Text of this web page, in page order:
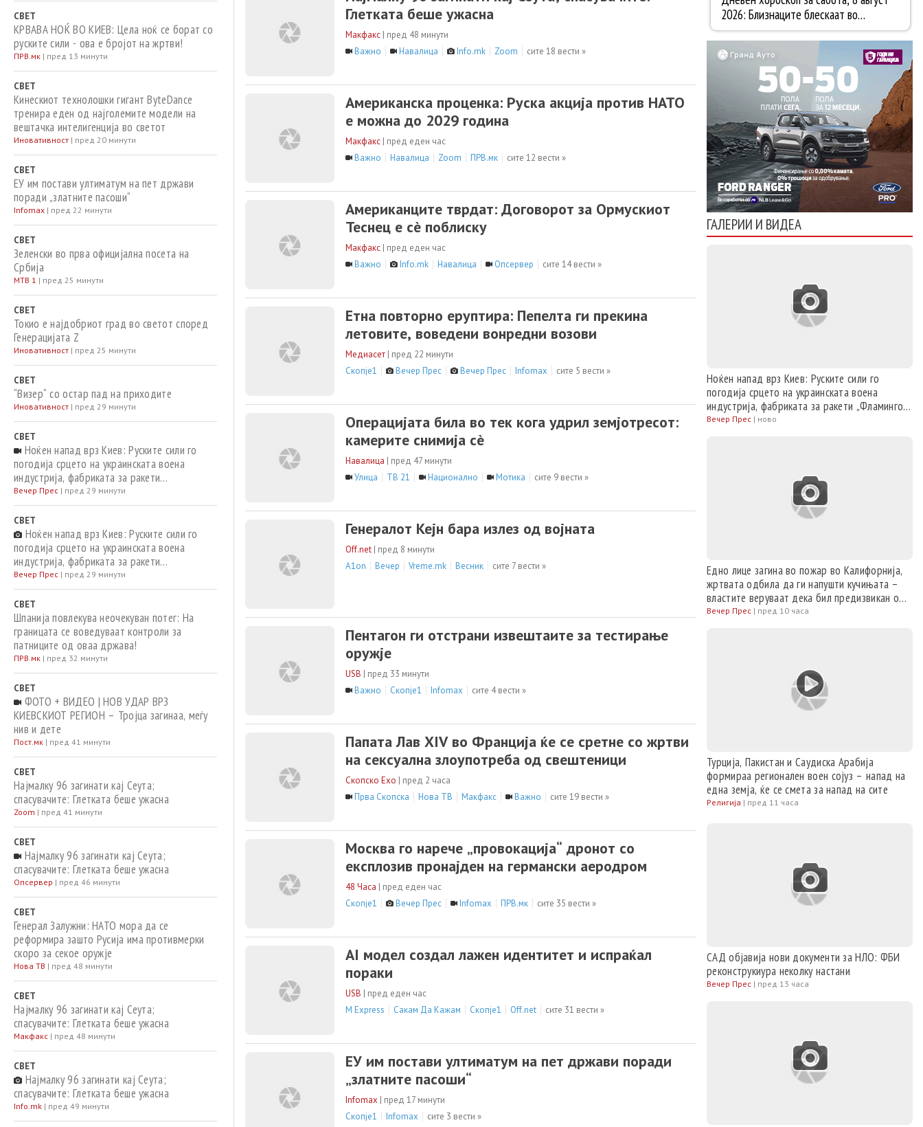
СВЕТ
КРВАВА НОЌ ВО КИЕВ: Цела ноќ се борат со
руските сили - ова е бројот на жртви!
ПРВ.мк | пред 13 минути
СВЕТ
Кинескиот технолошки гигант ByteDance
тренира еден од најголемите модели на
вештачка интелигенција во светот
Иновативност | пред 20 минути
СВЕТ
ЕУ им постави ултиматум на пет држави
поради „златните пасоши“
Infomax | пред 22 минути
СВЕТ
Зеленски во прва официјална посета на
Србија
МТВ 1 | пред 25 минути
СВЕТ
Токио е најдобриот град во светот според
Генерацијата Z
Иновативност | пред 25 минути
СВЕТ
“Визер“ со остар пад на приходите
Иновативност | пред 29 минути
СВЕТ
Ноќен напад врз Киев: Руските сили го
погодија срцето на украинската воена
индустрија, фабриката за ракети
„Фламинго“ и складиште за гориво/ВИДЕО
Вечер Прес | пред 29 минути
СВЕТ
Ноќен напад врз Киев: Руските сили го
погодија срцето на украинската воена
индустрија, фабриката за ракети
„Фламинго“ и складиште за гориво
Вечер Прес | пред 29 минути
СВЕТ
Шпанија повлекува неочекуван потег: На
границата се воведуваат контроли за
патниците од оваа држава!
ПРВ.мк | пред 32 минути
СВЕТ
ФОТО + ВИДЕО | НОВ УДАР ВРЗ
КИЕВСКИОТ РЕГИОН – Тројца загинаа, меѓу
нив и дете
Пост.мк | пред 41 минути
СВЕТ
Најмалку 96 загинати кај Сеута;
спасувачите: Глетката беше ужасна
Zoom | пред 41 минути
СВЕТ
Најмалку 96 загинати кај Сеута;
спасувачите: Глетката беше ужасна
Опсервер | пред 46 минути
СВЕТ
Генерал Залужни: НАТО мора да се
реформира зашто Русија има противмерки
скоро за секое оружје
Нова ТВ | пред 48 минути
СВЕТ
Најмалку 96 загинати кај Сеута;
спасувачите: Глетката беше ужасна
Макфакс | пред 48 минути
СВЕТ
Најмалку 96 загинати кај Сеута;
спасувачите: Глетката беше ужасна
Info.mk | пред 49 минути
Глетката беше ужасна
Макфакс | пред 48 минути
Важно
Навалица Info.mk Zoom сите 18 вести »
Американска проценка: Руска акција против НАТО
е можна до 2029 година
Макфакс | пред еден час
Важно
Навалица Zoom ПРВ.мк сите 12 вести »
Американците тврдат: Договорот за Ормускиот
Теснец е сè поблиску
Макфакс | пред еден час
Важно
Info.mk Навалица Опсервер сите 14 вести »
Етна повторно еруптира: Пепелта ги прекина
летовите, воведени вонредни возови
Медиасет | пред 22 минути
Скопје1
Вечер Прес Вечер Прес Infomax сите 5 вести »
Операцијата била во тек кога удрил земјотресот:
камерите снимија сè
Навалица | пред 47 минути
Улица
ТВ 21 Национално Мотика сите 9 вести »
Генералот Кејн бара излез од војната
Off.net | пред 8 минути
A1on
Вечер Vreme.mk Весник сите 7 вести »
Пентагон ги отстрани извештаите за тестирање
оружје
USB | пред 33 минути
Важно
Скопје1 Infomax сите 4 вести »
Папата Лав XIV во Франција ќе се сретне со жртви
на сексуална злоупотреба од свештеници
Скопско Ехо | пред 2 часа
Прва Скопска
Нова ТВ Макфакс Важно сите 19 вести »
Москва го нарече „провокација“ дронот со
експлозив пронајден на германски аеродром
48 Часа | пред еден час
Скопје1
Вечер Прес Infomax ПРВ.мк сите 35 вести »
AI модел создал лажен идентитет и испраќал
пораки
USB | пред еден час
M Express
Сакам Да Кажам Скопје1 Off.net сите 31 вести »
ЕУ им постави ултиматум на пет држави поради
„златните пасоши“
Infomax | пред 17 минути
Скопје1
Infomax сите 3 вести »
ГАЛЕРИИ И ВИДЕА
Ноќен напад врз Киев: Руските сили го
погодија срцето на украинската воена
индустрија, фабриката за ракети „Фламинго“
и складиште за гориво
Вечер Прес | ново
Едно лице загина во пожар во Калифорнија,
жртвата одбила да ги напушти кучињата –
властите веруваат дека бил предизвикан од
моторна пила
Вечер Прес | пред 10 часа
Турција, Пакистан и Саудиска Арабија
формираа регионален воен сојуз – напад на
една земја, ќе се смета за напад на сите
Религија | пред 11 часа
САД објавија нови документи за НЛО: ФБИ
реконструкиура неколку настани
Вечер Прес | пред 13 часа